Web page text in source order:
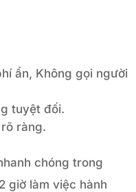
ẩn, Không gọi người
tuyệt đối.
ràng.
chóng trong
giờ làm việc hành